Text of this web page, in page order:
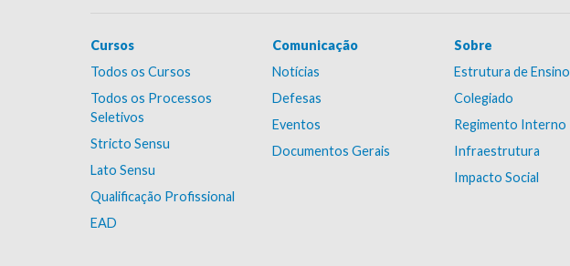
Cursos
Todos os Cursos
Todos os Processos
Seletivos
Stricto Sensu
Lato Sensu
Qualificação Profissional
EAD
Comunicação
Notícias
Defesas
Eventos
Documentos Gerais
Sobre
Estrutura de Ensino
Colegiado
Regimento Interno
Infraestrutura
Impacto Social